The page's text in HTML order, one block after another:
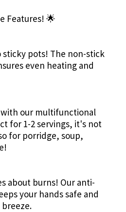
Features! 🌟
sticky pots! The non-stick
even heating and
with our multifunctional
for 1-2 servings, it's not
for porridge, soup,
about burns! Our anti-
your hands safe and
breeze.